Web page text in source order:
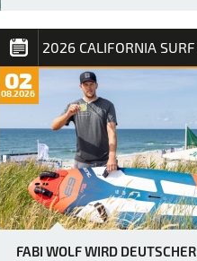
02
08.2026
FABI WOLF WIRD DEUTSCHER